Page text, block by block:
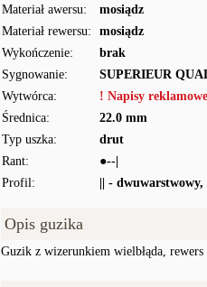
Materiał awersu:
mosiądz
Materiał rewersu:
mosiądz
Wykończenie:
brak
Sygnowanie:
SUPERIEUR
Wytwórca:
! Napisy reklamowe
Średnica:
22.0 mm
Typ uszka:
drut
Rant:
●--|
Profil:
|| - dwuwarstwowy,
Opis guzika
Guzik z wizerunkiem wielbłąda,